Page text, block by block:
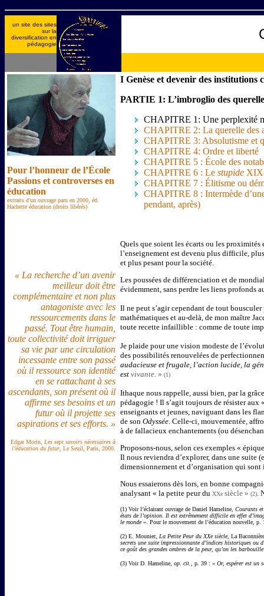
un site des sites
sur la
diversification en
pédagogie
Pour l’honneur de l’École
Passions et controverses en
éducation
extraits d'un ouvrage paru en 2000, éd.
Hachette éducation (droits libérés)
I Genèse et devenir des institutions
PARTIE 1: L’imbroglio des
CHAPITRE 1: Une perplexité
CHAPITRE 2: La querelle des
CHAPITRE 3: Absolutisme et
CHAPITRE 4: Ordre et liberté
CHAPITRE 5 : École des
CHAPITRE 6 : Le stupide
CHAPITRE 7 : Élitisme ou
CHAPITRE 8 : Intermède
pendant, après)
« La recherche d’un avenir
meilleur doit être
complémentaire et non plus
antagoniste avec les
ressourcements dans le
passé. Tout être humain,
toute collectivité doit irriguer
sa vie par une circulation
incessante entre son passé
où il ressource son identité
en se rattachant à ses
ascendants, son présent où il
affirme ses besoins et un
futur où il projette ses
aspirations et ses efforts. »
Edgar Morin, Les sept savoirs nécessaires à
l’éducation du futur , Le Seuil, Paris, 2000.
Quels que soient les écarts ou les proximités
l’enseignement est devenu plus difficile,
et plus pesant pour la société.
Les poussées de différenciation et de
évidemment, sans perdre les liens profonds
Il ne peut s’agir cependant de tout
mathématiques et au-delà, de mon maître
toute recette infaillible : comme de toute
Je plaide pour une vision modeste de
des possibilités renouvelées de
audacieuse et frugale, l’action lucide, la
est vivante. » (1)
Ithaque nous rappelle, aussi bien, par la
pédagogie ! Il s’agit toujours de résister aux
enseignants et jeunes, naviguant dans les
de son Odyssée. Celle-ci, mouvementée,
à de fallacieux enchantements (ou
Proposons-nous, selon ces exemples «
Il nous reviendra d’explorer, dans une suite
dimensionnement et d’organisation qui sont
Nous essaierons dès lors, en bonne
analysant « la petite peur du XXe siècle » (2).
(1) Voir l’éclairant ouvrage de Daniel Hameline, Courants
états de l’opinion. Il est extrêmement difficile en effet
le monde». Pour le mouvement de l’éducation nouvelle,
(2) E. Mounier, La Petite Peur du XXe siècle, La
secrets une suite impressionnante d’indices historiques ou
ce goût des grandes ombres de la peur, qu’on les
(3) Voir D. Hameline, op. cit. , p. 39 : « Or, espérer est un